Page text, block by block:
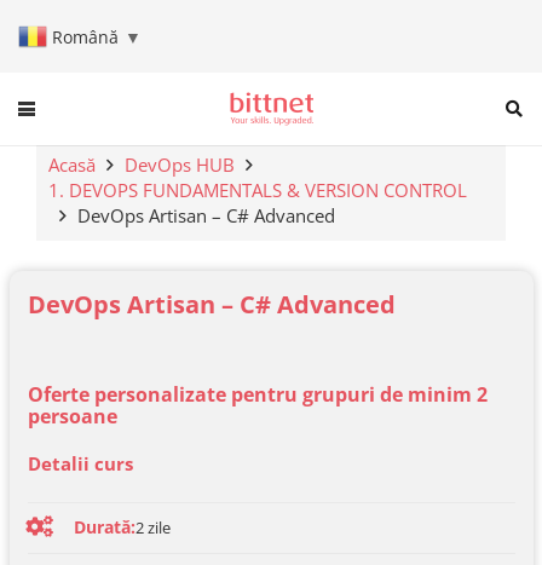
Română ▼
When autocomplete results
Acasă
DevOps HUB
1. DEVOPS FUNDAMENTALS & VERSION CONTROL
DevOps Artisan – C# Advanced
DevOps Artisan – C# Advanced
Oferte personalizate pentru grupuri de minim 2
persoane
Detalii curs
Durată:2zile